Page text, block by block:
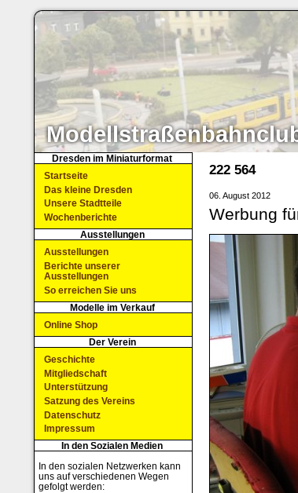
222 564
06. August 2012
Werbung
Dresden im Miniaturformat
Startseite
Das kleine Dresden
Unsere Stadtteile
Wochenberichte
Ausstellungen
Ausstellungen
Berichte unserer
Ausstellungen
So erreichen Sie uns
Modelle im Verkauf
Online Shop
Der Verein
Geschichte
Mitgliedschaft
Unterstützung
Satzung des Vereins
Datenschutz
Impressum
In den Sozialen Medien
In den sozialen Netzwerken kann
uns auf verschiedenen Wegen
gefolgt werden: